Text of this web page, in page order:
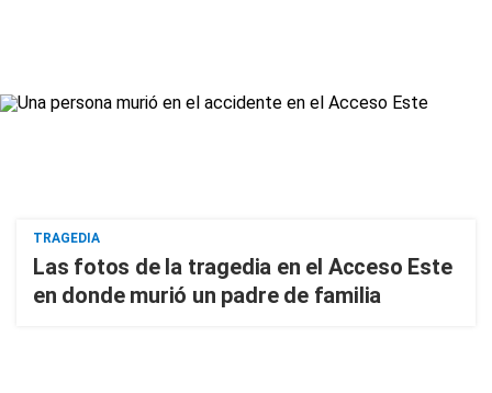
TRAGEDIA
Las fotos de la tragedia en el Acceso Este
en donde murió un padre de familia